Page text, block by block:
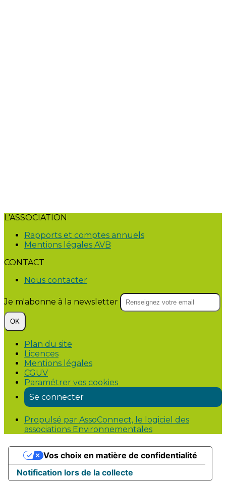
L'ASSOCIATION
Rapports et comptes annuels
Mentions légales AVB
CONTACT
Nous contacter
Je m'abonne à la newsletter
OK
Plan du site
Licences
Mentions légales
CGUV
Paramétrer vos cookies
Se connecter
Propulsé par AssoConnect, le logiciel des
associations Environnementales
Notification lors de la collecte
Vos choix en matière de confidentialité